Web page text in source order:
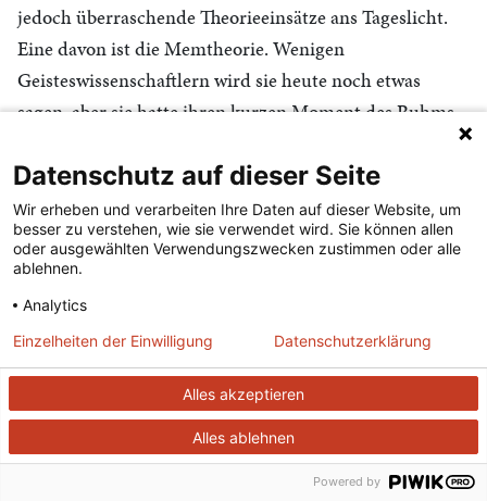
jedoch überraschende Theorieeinsätze ans Tageslicht.
Eine davon ist die Memtheorie. Wenigen
Geisteswissenschaftlern wird sie heute noch etwas
sagen, aber sie hatte ihren kurzen Moment des Ruhms
zwanzig Jahre vorher an der Schnittstelle von
Soziobiologie, Evolutionstheorie und populärem
Buchmarkt.
Ding«) prägte Richard Dawkins in seinem
BeststellerDas egoistische Gen
aus dem Jahr 1976.
Dawkins verstand unter »meme« eine Einheit der
kulturellen »Evolution«, die mit dem Gen vergleichbar
ist. Sein Ziel war es, zu zeigen, dass sich bestimmte
Prinzipien der natürlichen Evolution – wie die
Datenschutz auf dieser Seite
Wir erheben und verarbeiten Ihre Daten auf dieser Website, um
besser zu verstehen, wie sie verwendet wird. Sie können allen
oder ausgewählten Verwendungszwecken zustimmen oder alle
ablehnen.
Analytics
Alles akzeptieren
Alles ablehnen
Einzelheiten der Einwilligung Datenschutzerklärung
Powered by